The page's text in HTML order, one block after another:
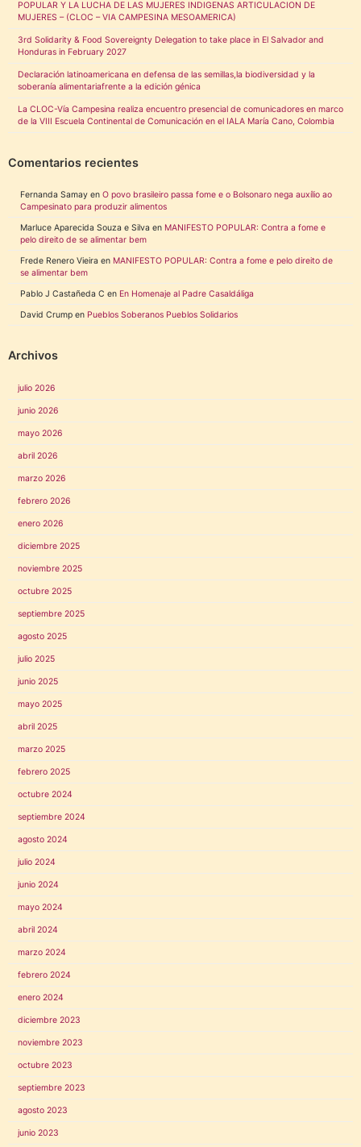
POPULAR Y LA LUCHA DE LAS MUJERES INDIGENAS ARTICULACION DE
MUJERES – (CLOC – VIA CAMPESINA MESOAMERICA)
3rd Solidarity & Food Sovereignty Delegation to take place in El Salvador and
Honduras in February 2027
Declaración latinoamericana en defensa de las semillas,la biodiversidad y la
soberanía alimentariafrente a la edición génica
La CLOC-Vía Campesina realiza encuentro presencial de comunicadores en marco
de la VIII Escuela Continental de Comunicación en el IALA María Cano, Colombia
Comentarios recientes
Fernanda Samay en O povo brasileiro passa fome e o Bolsonaro nega auxílio ao
Campesinato para produzir alimentos
Marluce Aparecida Souza e Silva en MANIFESTO POPULAR: Contra a fome e
pelo direito de se alimentar bem
Frede Renero Vieira en MANIFESTO POPULAR: Contra a fome e pelo direito de
se alimentar bem
Pablo J Castañeda C en En Homenaje al Padre Casaldáliga
David Crump en Pueblos Soberanos Pueblos Solidarios
Archivos
julio 2026
junio 2026
mayo 2026
abril 2026
marzo 2026
febrero 2026
enero 2026
diciembre 2025
noviembre 2025
octubre 2025
septiembre 2025
agosto 2025
julio 2025
junio 2025
mayo 2025
abril 2025
marzo 2025
febrero 2025
octubre 2024
septiembre 2024
agosto 2024
julio 2024
junio 2024
mayo 2024
abril 2024
marzo 2024
febrero 2024
enero 2024
diciembre 2023
noviembre 2023
octubre 2023
septiembre 2023
agosto 2023
junio 2023